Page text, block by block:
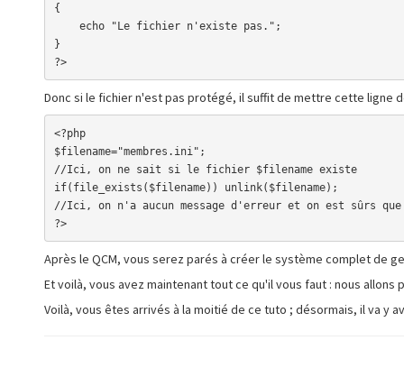
{
}
?>
Donc si le fichier n'est pas protégé, il suffit de mettre cette ligne
<?php
$filename="membres.ini";
//Ici, on ne sait si le fichier $filename existe
if(file_exists($filename)) unlink($filename);
//Ici, on n'a aucun message d'erreur et on est sûrs
?>
Après le QCM, vous serez parés à créer le système complet de
Et voilà, vous avez maintenant tout ce qu'il vous faut : nous
Voilà, vous êtes arrivés à la moitié de ce tuto ; désormais, il va y